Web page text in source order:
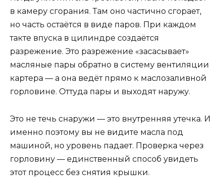
в камеру сгорания. Там оно частично сгорает,
но часть остаётся в виде паров. При каждом
такте впуска в цилиндре создаётся
разрежение. Это разрежение «засасывает»
масляные пары обратно в систему вентиляции
картера — а она ведёт прямо к маслозаливной
горловине. Оттуда пары и выходят наружу.
Это не течь снаружи — это внутренняя утечка. И
именно поэтому вы не видите масла под
машиной, но уровень падает. Проверка через
горловину — единственный способ увидеть
этот процесс без снятия крышки.